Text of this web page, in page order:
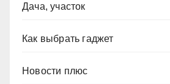
Дача, участок
Как выбрать гаджет
Новости плюс